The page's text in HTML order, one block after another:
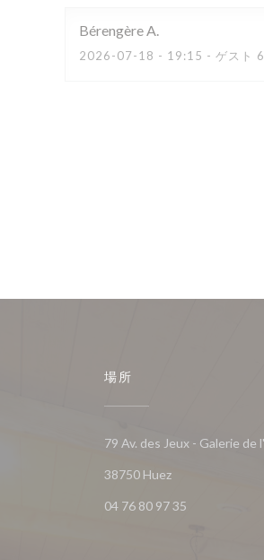
BérengèreA
2026-07-18 - 19:15 - ゲスト 6
場所
79 Av. des Jeux - Galerie de
38750 Huez((新しいウィン
04 76 80 97 35